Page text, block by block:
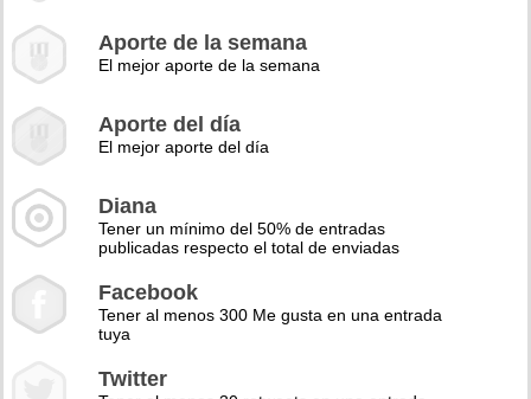
Aporte de la semana
El mejor aporte de la semana
Aporte del día
El mejor aporte del día
Diana
Tener un mínimo del 50% de entradas
publicadas respecto el total de enviadas
Facebook
Tener al menos 300 Me gusta en una entrada
tuya
Twitter